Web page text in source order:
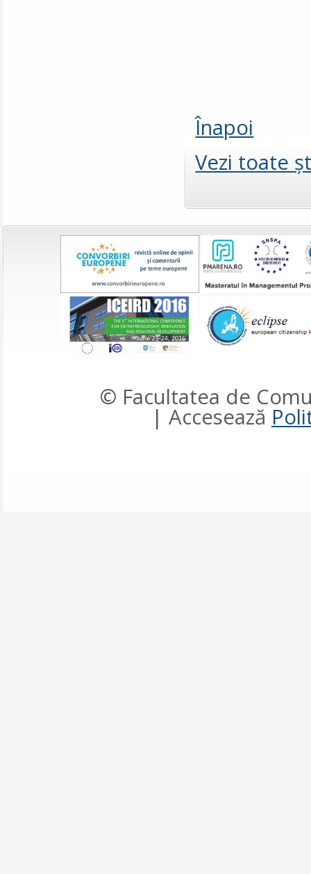
Înapoi
Vezi toate
© Facultatea de
| Accesează